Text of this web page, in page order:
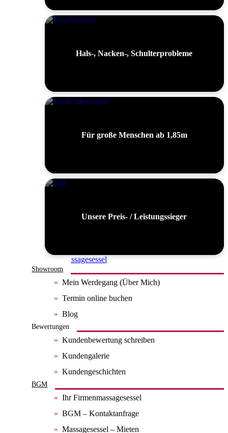
Hals-, Nacken-, Schulterprobleme
Für große Menschen ab 1,85m
Unsere Preis- / Leistungssieger
Alle Massagesessel
Showroom
Mein Werdegang (Über Mich)
Termin online buchen
Blog
Bewertungen
Kundenbewertung schreiben
Kundengalerie
Kundengeschichten
BGM
Ihr Firmenmassagesessel
BGM – Kontaktanfrage
Massagesessel – Mieten